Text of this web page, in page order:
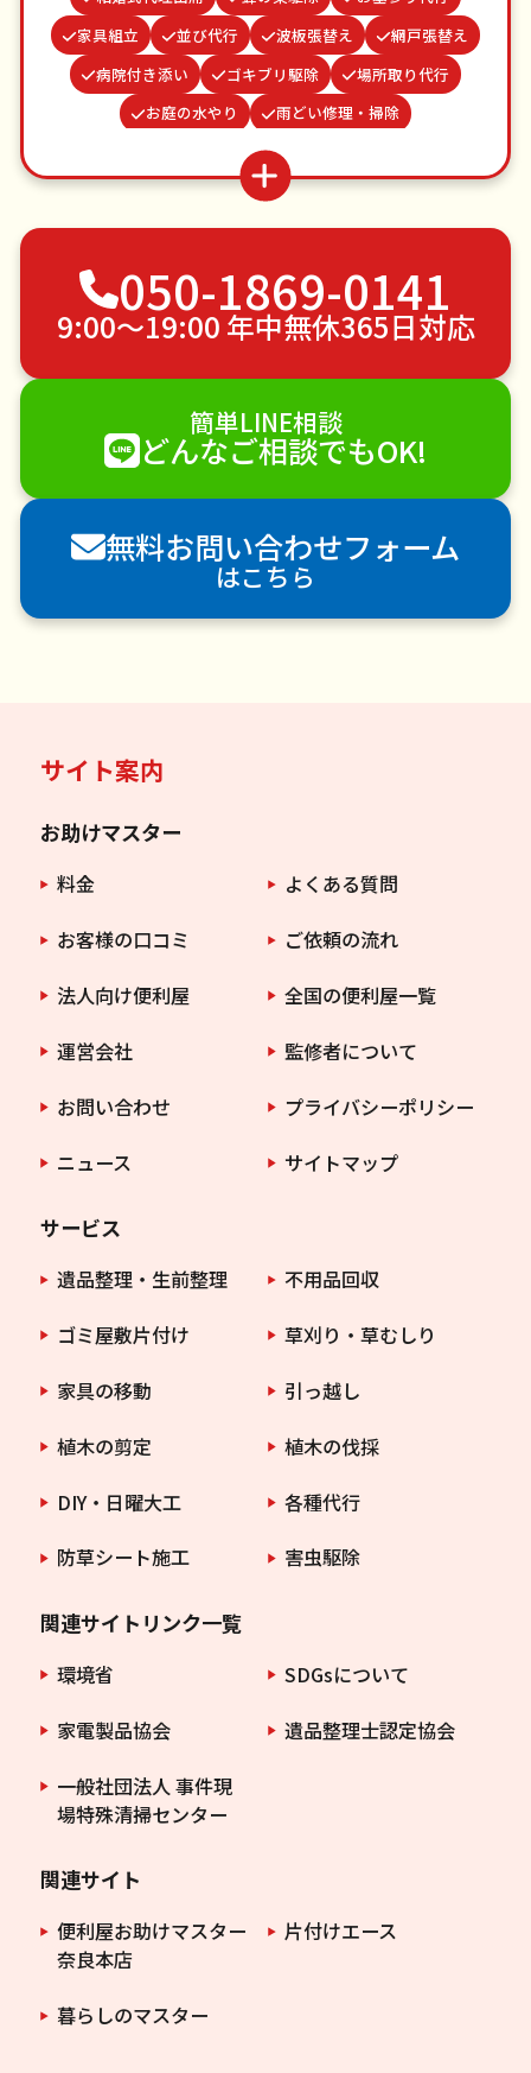
家具組立
並び代行 波板張替え
網戸張替え
病院付き添い
ゴキブリ駆除
場所取り代行
お庭の水やり
雨どい修理・掃除
買い物代行
クモの駆除
つた・ツルの撤去
ベランダ掃除
物置解体
不用品回収
ゴミ屋敷片付け
植木の剪定
植木の伐採
手すり取り付け
エアコンクリーニング
DIY・日曜大工
ハウスクリーニング
雪かき・雪下ろし
電球交換
襖（ふすま）の張替え
空き家管理
各種代行
害獣駆除
防草シート施工
ナメクジ駆除
害虫駆除
050-1869-0141
9:00〜19:00 年中無休365日対応
簡単LINE相談
どんなご相談でもOK!
無料お問い合わせフォーム
はこちら
サイト案内
お助けマスター
料金
よくある質問
お客様の口コミ
ご依頼の流れ
法人向け便利屋
全国の便利屋一覧
運営会社
監修者について
お問い合わせ
プライバシーポリシー
ニュース
サイトマップ
サービス
遺品整理・生前整理
不用品回収
ゴミ屋敷片付け
草刈り・草むしり
家具の移動
引っ越し
植木の剪定
植木の伐採
DIY・日曜大工
各種代行
防草シート施工
害虫駆除
関連サイトリンク一覧
環境省
SDGsについて
家電製品協会
遺品整理士認定協会
一般社団法人 事件現
場特殊清掃センター
関連サイト
便利屋お助けマスター
奈良本店
片付けエース
暮らしのマスター